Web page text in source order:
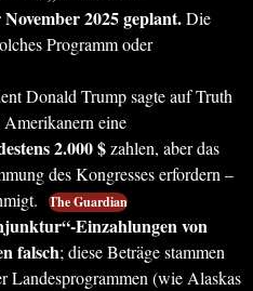
2025 geplant.Die
Programm oder
Donald Trump sagte auf Truth
eine
2.000 $zahlen, aber das
des Kongresses erfordern –
The Guardian
Einzahlungen von
falsch; diese Beträge stammen
Landesprogrammen (wie Alaskas